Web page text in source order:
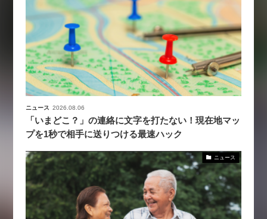
ニュース 2026.08.06
「いまどこ？」の連絡に文字を打たない！現在地マッ
プを1秒で相手に送りつける最速ハック
ニュース